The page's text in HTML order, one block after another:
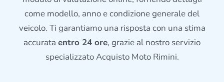
come modello, anno e condizione generale del
veicolo. Ti garantiamo una risposta con una stima
accurata entro 24 ore, grazie al nostro servizio
specializzato Acquisto Moto Rimini.